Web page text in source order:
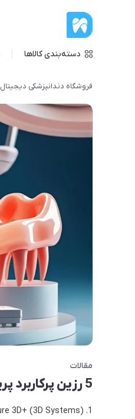
دسته‌بندی کالاها
فروشگاه دندانپزشکی دیجیتال
مقالات
5 رزین پرکاربرد پرینتر سه بعدی برای پروتز دندان متحرک
1. NextDent Denture 3D+ (3D Systems)